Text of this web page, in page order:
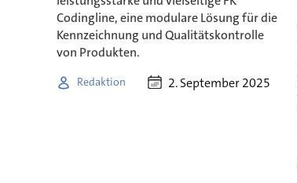
Codingline, eine modulare Lösung für die
Kennzeichnung und Qualitätskontrolle
von Produkten.
Redaktion 2. September 2025